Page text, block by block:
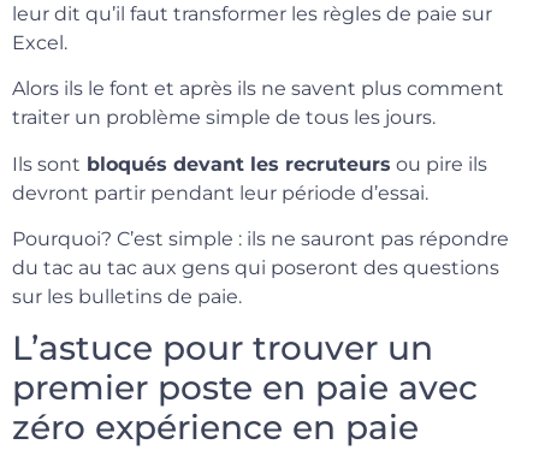
leur dit qu’il faut transformer les règles de paie sur
Excel.
Alors ils le font et après ils ne savent plus comment
traiter un problème simple de tous les jours.
Ils sont bloqués devant les recruteurs ou pire ils
devront partir pendant leur période d’essai.
Pourquoi? C’est simple : ils ne sauront pas répondre
du tac au tac aux gens qui poseront des questions
sur les bulletins de paie.
L’astuce pour trouver un
premier poste en paie avec
zéro expérience en paie